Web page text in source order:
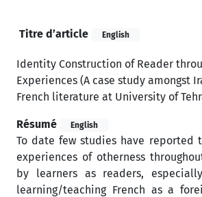
Titre d’article
English
Identity Construction of Reader
Experiences (A case study amongst
French literature at University of
Résumé English
To date few studies have reported
experiences of otherness
by learners as readers,
learning/teaching French as a